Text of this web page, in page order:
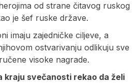
od strane čitavog ruskog
je šef ruske države.
imaju zajedničke ciljeve, a
ostvarivanju odlikuju sve
visoke nagrade.
kraju svečanosti rekao da želi